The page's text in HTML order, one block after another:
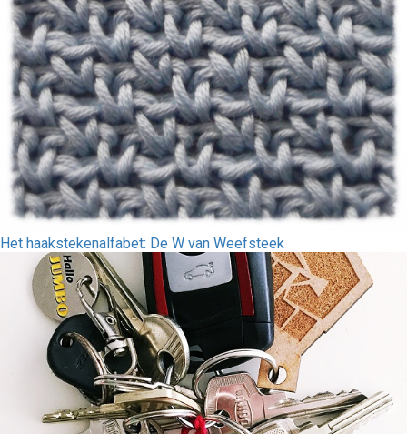
Het haakstekenalfabet: De W van Weefsteek